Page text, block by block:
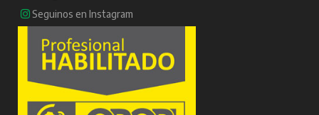
Seguinos en Instagram